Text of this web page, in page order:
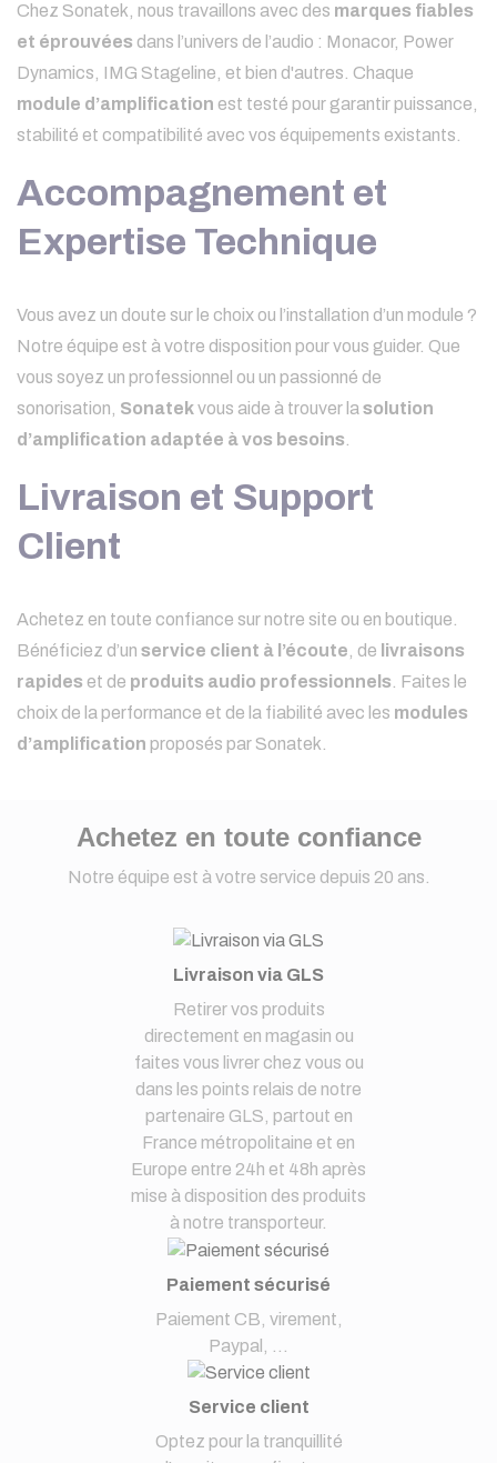
Chez Sonatek, nous travaillons avec des marques fiables
et éprouvées dans l’univers de l’audio : Monacor, Power
Dynamics, IMG Stageline, et bien d'autres. Chaque
module d’amplification est testé pour garantir puissance,
stabilité et compatibilité avec vos équipements existants.
Accompagnement et
Expertise Technique
Vous avez un doute sur le choix ou l’installation d’un module ?
Notre équipe est à votre disposition pour vous guider. Que
vous soyez un professionnel ou un passionné de
sonorisation, Sonatekvous aide à trouver la solution
d’amplification adaptée à vos besoins
Livraison et Support
Client
Achetez en toute confiance sur notre site ou en boutique.
Bénéficiez d’un service client à l’écoute , de livraisons
rapides et de produits audio professionnels . Faites le
choix de la performance et de la fiabilité avec les modules
d’amplification proposés par Sonatek.
Achetez en toute confiance
Notre équipe est à votre service depuis 20 ans.
Livraison via GLS
Retirer vos produits
directement en magasin ou
faites vous livrer chez vous ou
dans les points relais de notre
partenaire GLS, partout en
France métropolitaine et en
Europe entre 24h et 48h après
mise à disposition des produits
à notre transporteur.
Paiement sécurisé
Paiement CB, virement,
Paypal, ...
Service client
Optez pour la tranquillité